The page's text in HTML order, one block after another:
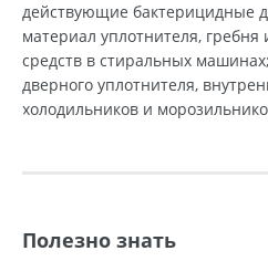
действующие бактерицидные
материал уплотнителя,
средств в стиральных
дверного уплотнителя,
холодильников и
Полезно знать